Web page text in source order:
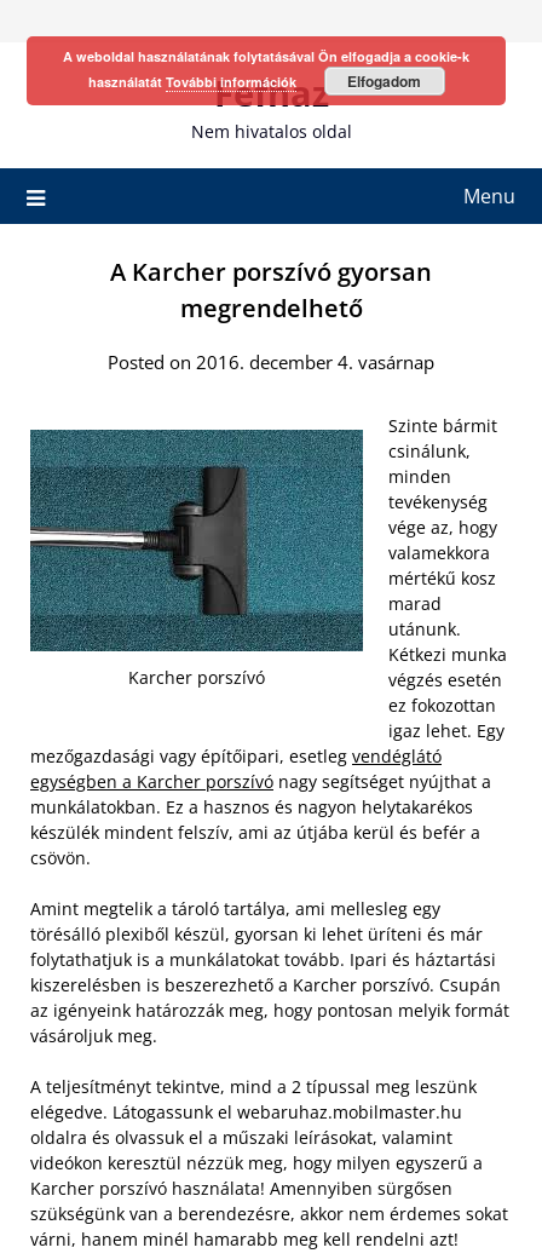
Fefhaz
Nem hivatalos oldal
Menu
A Karcher porszívó gyorsan
megrendelhető
Posted on 2016. december 4. vasárnap
Karcher porszívó
Szinte bármit
csinálunk,
minden
tevékenység
vége az, hogy
valamekkora
mértékű kosz
marad
utánunk.
Kétkezi munka
végzés esetén
ez fokozottan
igaz lehet. Egy
mezőgazdasági vagy építőipari, esetleg vendéglátó
egységben a Karcher porszívó nagy segítséget nyújthat a
munkálatokban. Ez a hasznos és nagyon helytakarékos
készülék mindent felszív, ami az útjába kerül és befér a
csövön.
Amint megtelik a tároló tartálya, ami mellesleg egy
törésálló plexiből készül, gyorsan ki lehet üríteni és már
folytathatjuk is a munkálatokat tovább. Ipari és háztartási
kiszerelésben is beszerezhető a Karcher porszívó. Csupán
az igényeink határozzák meg, hogy pontosan melyik formát
vásároljuk meg.
A teljesítményt tekintve, mind a 2 típussal meg leszünk
elégedve. Látogassunk el webaruhaz.mobilmaster.hu
oldalra és olvassuk el a műszaki leírásokat, valamint
videókon keresztül nézzük meg, hogy milyen egyszerű a
Karcher porszívó használata! Amennyiben sürgősen
szükségünk van a berendezésre, akkor nem érdemes sokat
várni, hanem minél hamarabb meg kell rendelni azt!
A weboldal használatának folytatásával Ön elfogadja a cookie-k
használatát További információk Elfogadom